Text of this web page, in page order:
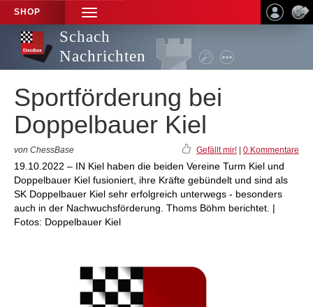
SHOP
TOGGLE
NAVIGATION
Schach
Nachrichten
Sportförderung bei
Doppelbauer Kiel
von ChessBase Gefällt mir! 0 Kommentare
19.10.2022 – IN Kiel haben die beiden Vereine Turm Kiel und
Doppelbauer Kiel fusioniert, ihre Kräfte gebündelt und sind als
SK Doppelbauer Kiel sehr erfolgreich unterwegs - besonders
auch in der Nachwuchsförderung. Thoms Böhm berichtet. |
Fotos: Doppelbauer Kiel